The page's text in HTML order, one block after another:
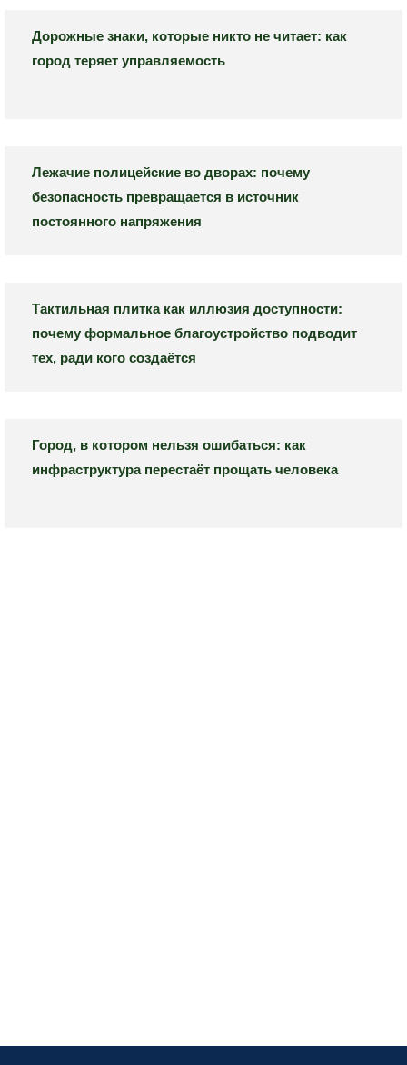
Дорожные знаки, которые никто не читает: как
город теряет управляемость
Лежачие полицейские во дворах: почему
безопасность превращается в источник
постоянного напряжения
Тактильная плитка как иллюзия доступности:
почему формальное благоустройство подводит
тех, ради кого создаётся
Город, в котором нельзя ошибаться: как
инфраструктура перестаёт прощать человека